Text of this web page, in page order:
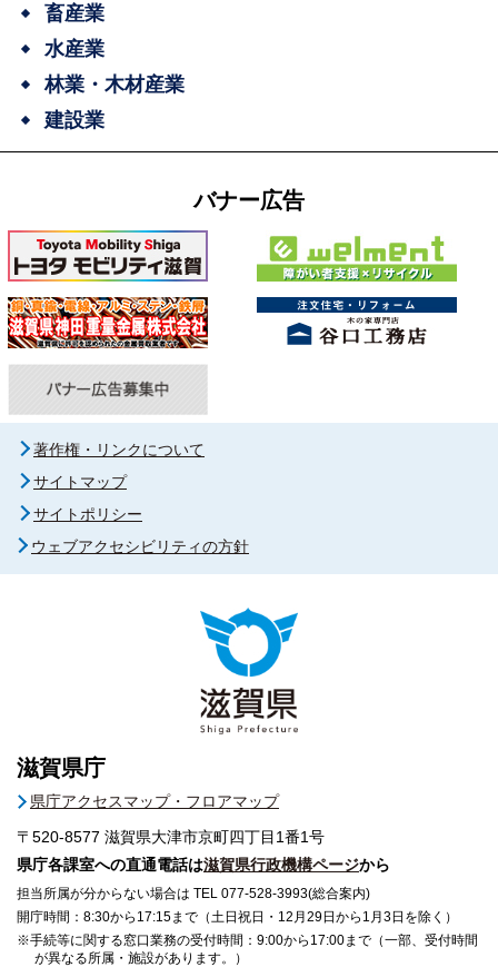
畜産業
水産業
林業・木材産業
建設業
バナー広告
著作権・リンクについて
サイトマップ
サイトポリシー
ウェブアクセシビリティの方針
滋賀県庁
県庁アクセスマップ・フロアマップ
〒520-8577 滋賀県大津市京町四丁目1番1号
県庁各課室への直通電話は滋賀県行政機構ページから
担当所属が分からない場合は TEL 077-528-3993(総合案内)
開庁時間：8:30から17:15まで（土日祝日・12月29日から1月3日を除く）
※手続等に関する窓口業務の受付時間：9:00から17:00まで（一部、受付時間
が異なる所属・施設があります。）